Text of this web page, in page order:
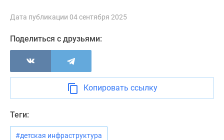
Дата публикации 04 сентября 2025
Поделиться с друзьями:
Копировать ссылку
Теги:
#детская инфраструктура